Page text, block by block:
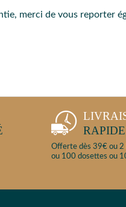
merci de vous reporter
Offerte dès 39€ ou 2
ou 100 dosettes ou